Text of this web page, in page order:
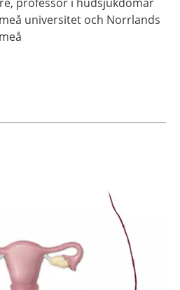
universitet och Norrlands